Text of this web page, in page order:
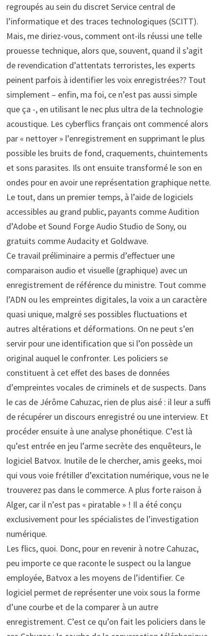
regroupés au sein du discret Service central de
l’informatique et des traces technologiques (SCITT).
Mais, me diriez-vous, comment ont-ils réussi une telle
prouesse technique, alors que, souvent, quand il s’agit
de revendication d’attentats terroristes, les experts
peinent parfois à identifier les voix enregistrées?? Tout
simplement – enfin, ma foi, ce n’est pas aussi simple
que ça -, en utilisant le nec plus ultra de la technologie
acoustique. Les cyberflics français ont commencé alors
par « nettoyer » l’enregistrement en supprimant le plus
possible les bruits de fond, craquements, chuintements
et sons parasites. Ils ont ensuite transformé le son en
ondes pour en avoir une représentation graphique nette.
Le tout, dans un premier temps, à l’aide de logiciels
accessibles au grand public, payants comme Audition
d’Adobe et Sound Forge Audio Studio de Sony, ou
gratuits comme Audacity et Goldwave.
Ce travail préliminaire a permis d’effectuer une
comparaison audio et visuelle (graphique) avec un
enregistrement de référence du ministre. Tout comme
l’ADN ou les empreintes digitales, la voix a un caractère
quasi unique, malgré ses possibles fluctuations et
autres altérations et déformations. On ne peut s’en
servir pour une identification que si l’on possède un
original auquel le confronter. Les policiers se
constituent à cet effet des bases de données
d’empreintes vocales de criminels et de suspects. Dans
le cas de Jérôme Cahuzac, rien de plus aisé : il leur a suffi
de récupérer un discours enregistré ou une interview. Et
procéder ensuite à une analyse phonétique. C’est là
qu’est entrée en jeu l’arme secrète des enquêteurs, le
logiciel Batvox. Inutile de le chercher, amis geeks, moi
qui vous voie frétiller d’excitation numérique, vous ne le
trouverez pas dans le commerce. A plus forte raison à
Alger, car il n’est pas « piratable » ! Il a été conçu
exclusivement pour les spécialistes de l’investigation
numérique.
Les flics, quoi. Donc, pour en revenir à notre Cahuzac,
peu importe ce que raconte le suspect ou la langue
employée, Batvox a les moyens de l’identifier. Ce
logiciel permet de représenter une voix sous la forme
d’une courbe et de la comparer à un autre
enregistrement. C’est ce qu’on fait les policiers dans le